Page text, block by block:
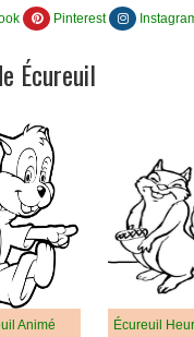
Pinterest
Écureuil
Animé Écureuil